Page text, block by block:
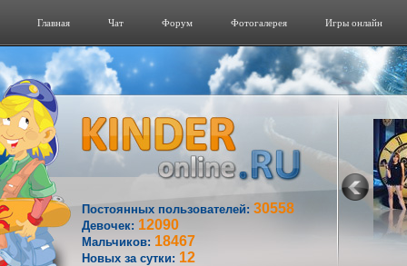
Главная Чат Форум Фотогалерeя Игры онлайн
Постоянных пользователей: 30558
Девочек: 12090
Мальчиков: 18467
Новых за сутки: 12